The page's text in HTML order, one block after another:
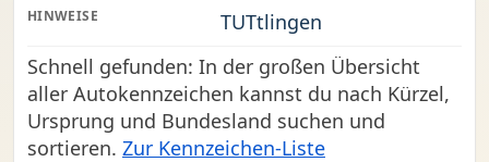
HINWEISE
TUTtlingen
Schnell gefunden: In der großen Übersicht
aller Autokennzeichen kannst du nach Kürzel,
Ursprung und Bundesland suchen und
sortieren. Zur Kennzeichen-Liste